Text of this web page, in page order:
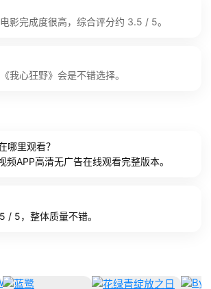
影完成度很高，综合评分约 3.5 / 5。
我心狂野》会是不错选择。
哪里观看？
频APP高清无广告在线观看完整版本。
/ 5，整体质量不错。